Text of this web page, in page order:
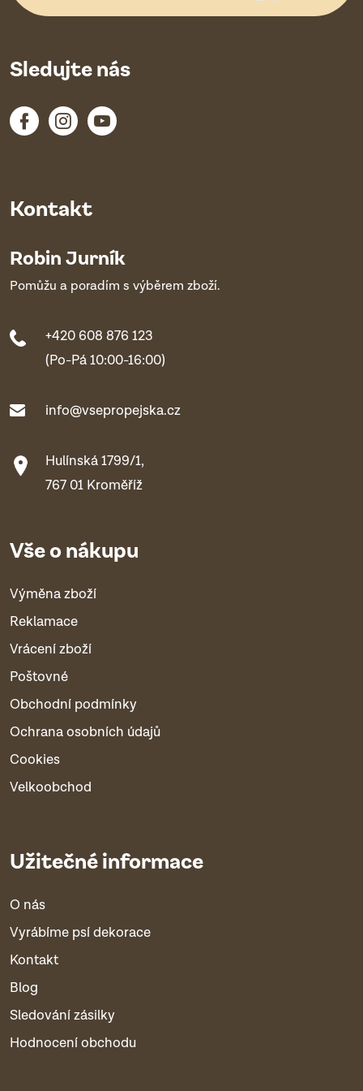
Kontakt
Robin Jurník
Pomůžu a poradím s výběrem zboží.
+420 608 876 123
(Po-Pá 10:00-16:00)
info@vsepropejska.cz
Hulínská 1799/1,
767 01 Kroměříž
Vše o nákupu
Výměna zboží
Reklamace
Vrácení zboží
Poštovné
Obchodní podmínky
Ochrana osobních údajů
Cookies
Velkoobchod
Užitečné informace
O nás
Vyrábíme psí dekorace
Kontakt
Blog
Sledování zásilky
Hodnocení obchodu
Sledujte nás